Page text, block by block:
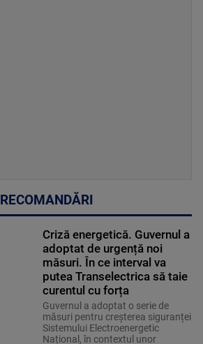
RECOMANDĂRI
Criză energetică. Guvernul a
adoptat de urgență noi
măsuri. În ce interval va
putea Transelectrica să taie
curentul cu forța
Guvernul a adoptat o serie de
măsuri pentru creșterea siguranței
Sistemului Electroenergetic
Național, în contextul unor